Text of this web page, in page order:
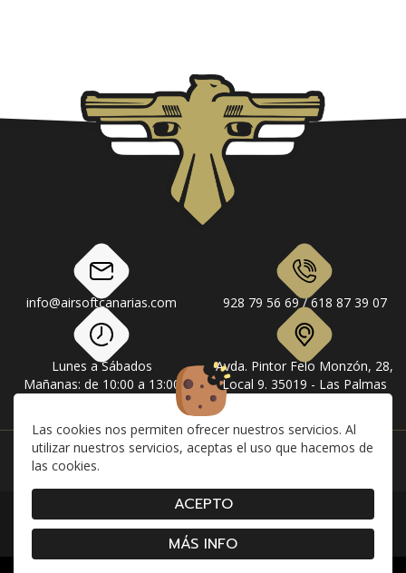
Las cookies nos permiten ofrecer nuestros servicios. Al
utilizar nuestros servicios, aceptas el uso que hacemos de
las cookies.
ACEPTO
MÁS INFO
info@airsoftcanarias.com 928 79 56 69 / 618 87 39 07
Lunes a Sábados
Mañanas: de 10:00 a 13:00
Avda. Pintor Felo Monzón, 28,
Local 9. 35019 - Las Palmas
Facebook
Condiciones de compra|Aviso Legal|Política de Privacidad|Cookies